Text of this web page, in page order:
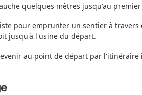
quelques mètres jusqu'au
pour emprunter un sentier à
jusqu'à l'usine du départ.
au point de départ par l'itinéraire